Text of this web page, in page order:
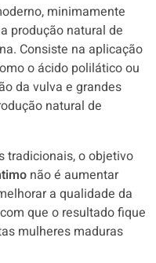
minimamente
produção natural de
Consiste na aplicação
o ácido polilático ou
da vulva e grandes
natural de
tradicionais, o objetivo
não é aumentar
a qualidade da
que o resultado fique
mulheres maduras